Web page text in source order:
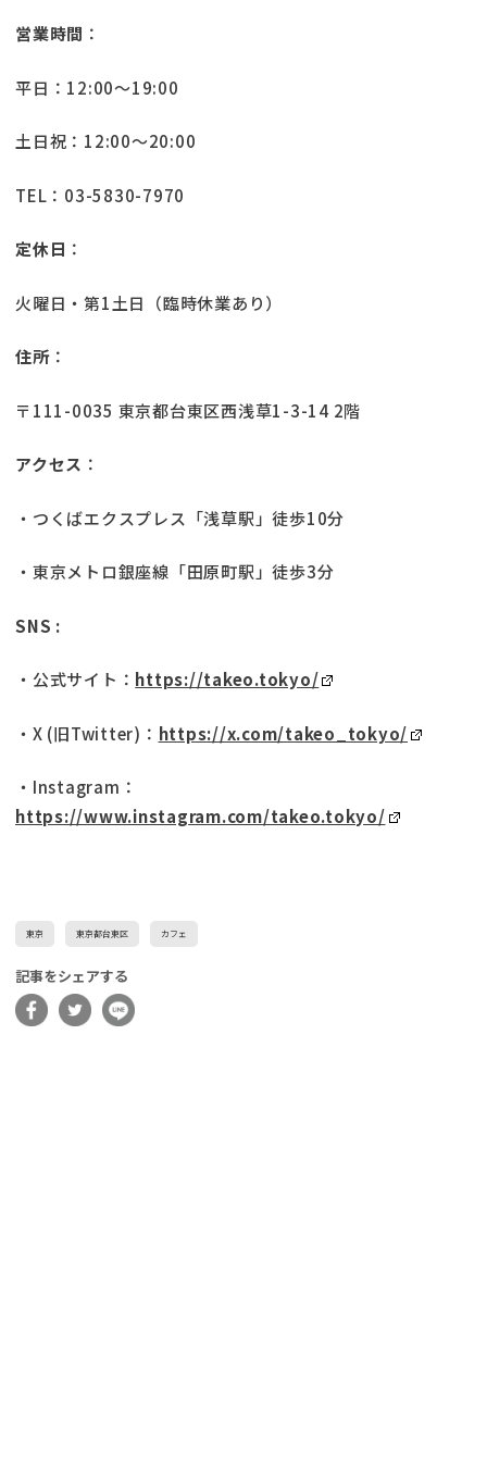
営業時間 ：
平日：12:00～19:00
土日祝：12:00～20:00
TEL：03-5830-7970
定休日 ：
火曜日・第1土日（臨時休業あり）
住所：
〒111-0035 東京都台東区西浅草1-3-14 2階
アクセス ：
・つくばエクスプレス「浅草駅」徒歩10分
・東京メトロ銀座線「田原町駅」徒歩3分
SNS :
・公式サイト： https://takeo.tokyo/
・X (旧Twitter)： https://x.com/takeo_tokyo/
・Instagram：
https://www.instagram.com/takeo.tokyo/
東京 東京都台東区 カフェ
記事をシェアする